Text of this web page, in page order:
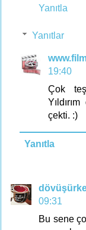
Yanıtla
Yanıtlar
19:40
Çok
çekti. :)
Yanıtla
09:31
Bu sene